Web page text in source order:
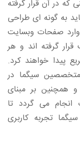
که در آن قرار گرفته
به گونه ای طراحی
وارد صفحات وبسایت
گرفته اند و هر
پیدا خواهند کرد.
سیگما در
و همچنین بر مبنای
انجام می گردد تا
سیگما تجربه کاربری